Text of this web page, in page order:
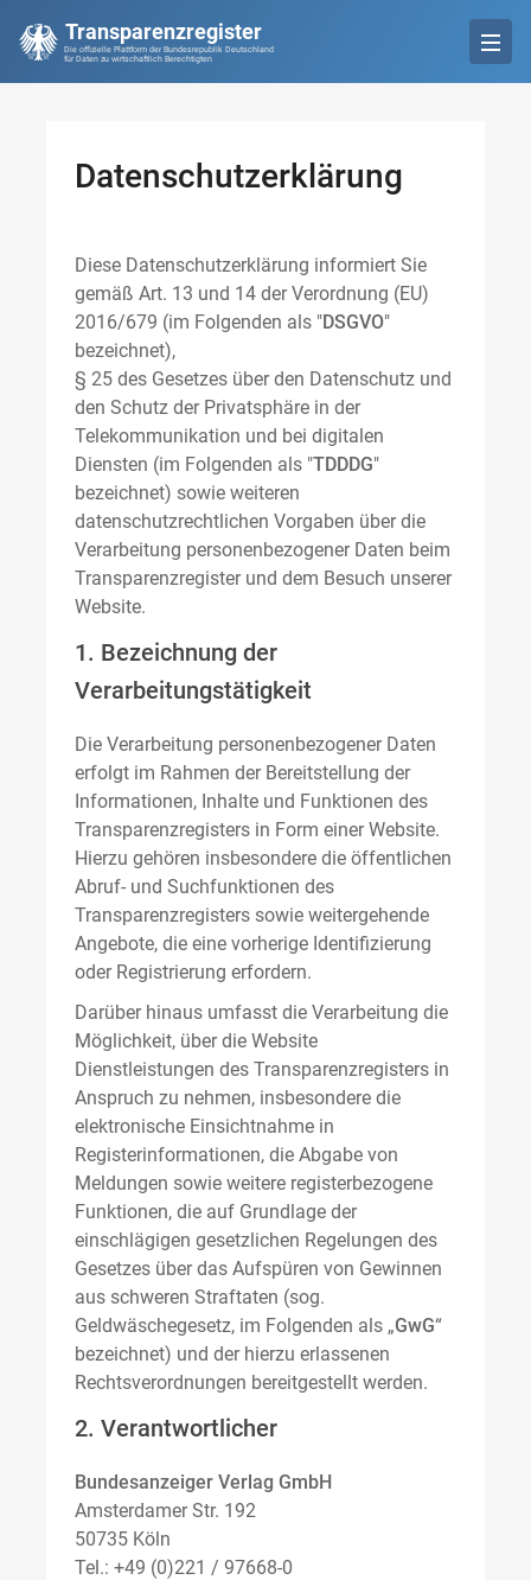
Transparenzregister
Die offizielle Plattform der Bundesrepublik Deutschland
für Daten zu wirtschaftlich Berechtigten
Datenschutzerklärung
Diese Datenschutzerklärung informiert Sie
gemäß Art. 13 und 14 der Verordnung (EU)
2016/679 (im Folgenden als "DSGVO"
bezeichnet),
§ 25 des Gesetzes über den Datenschutz und
den Schutz der Privatsphäre in der
Telekommunikation und bei digitalen
Diensten (im Folgenden als "TDDDG"
bezeichnet) sowie weiteren
datenschutzrechtlichen Vorgaben über die
Verarbeitung personenbezogener Daten beim
Transparenzregister und dem Besuch unserer
Website.
1. Bezeichnung der
Verarbeitungstätigkeit
Die Verarbeitung personenbezogener Daten
erfolgt im Rahmen der Bereitstellung der
Informationen, Inhalte und Funktionen des
Transparenzregisters in Form einer Website.
Hierzu gehören insbesondere die öffentlichen
Abruf- und Suchfunktionen des
Transparenzregisters sowie weitergehende
Angebote, die eine vorherige Identifizierung
oder Registrierung erfordern.
Darüber hinaus umfasst die Verarbeitung die
Möglichkeit, über die Website
Dienstleistungen des Transparenzregisters in
Anspruch zu nehmen, insbesondere die
elektronische Einsichtnahme in
Registerinformationen, die Abgabe von
Meldungen sowie weitere registerbezogene
Funktionen, die auf Grundlage der
einschlägigen gesetzlichen Regelungen des
Gesetzes über das Aufspüren von Gewinnen
aus schweren Straftaten (sog.
Geldwäschegesetz, im Folgenden als „GwG“
bezeichnet) und der hierzu erlassenen
Rechtsverordnungen bereitgestellt werden.
2. Verantwortlicher
Bundesanzeiger Verlag GmbH
Amsterdamer Str. 192
50735 Köln
Tel.: +49 (0)221 / 97668-0